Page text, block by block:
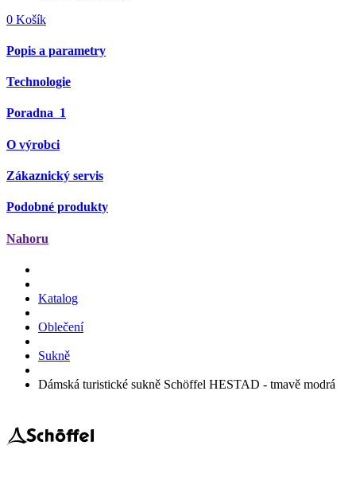
0 Košík
Popis a parametry
Technologie
Poradna 1
O výrobci
Zákaznický servis
Podobné produkty
Nahoru
Katalog
Oblečení
Sukně
Dámská turistické sukně Schöffel HESTAD - tmavě modrá